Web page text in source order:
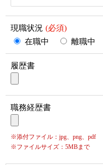
現職状況
在職中
離職中
履歴書
職務経歴書
※添付ファイル：jpg、png、pdf
※ファイルサイズ：5MBまで